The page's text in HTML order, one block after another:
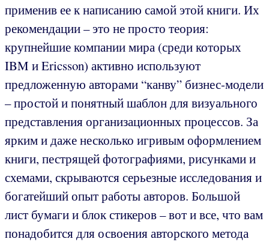
применив ее к написанию самой этой книги. Их
рекомендации – это не просто теория:
крупнейшие компании мира (среди которых
IBM и Ericsson) активно используют
предложенную авторами “канву” бизнес-модели
– простой и понятный шаблон для визуального
представления организационных процессов. За
ярким и даже несколько игривым оформлением
книги, пестрящей фотографиями, рисунками и
схемами, скрываются серьезные исследования и
богатейший опыт работы авторов. Большой
лист бумаги и блок стикеров – вот и все, что вам
понадобится для освоения авторского метода